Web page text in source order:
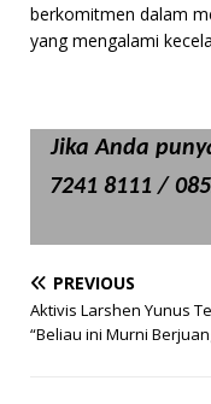
berkomitmen dalam
yang mengalami
Jika Anda
7241 8111 /
PREVIOUS
Aktivis Larshen Yunus
“Beliau ini Murni